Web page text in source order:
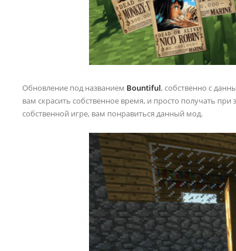
Обновление под названием Bountiful, собственно с
вам скрасить собственное время, и просто получать
собственной игре, вам понравиться данный мод.